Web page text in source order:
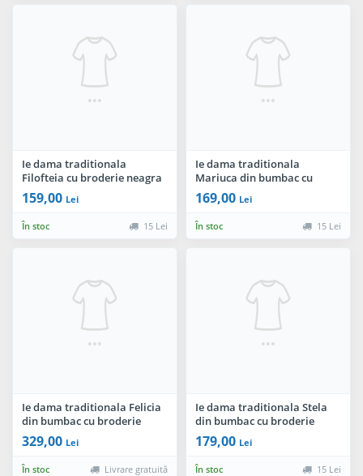
Ie dama traditionala
Filofteia cu broderie neagra
cu simbolul crucii
159,00 Lei
În stoc 15 Lei
Ie dama traditionala
Mariuca din bumbac cu
broderie gri
169,00 Lei
În stoc 15 Lei
Ie dama traditionala Felicia
din bumbac cu broderie
florala
329,00 Lei
În stoc Livrare gratuită
Ie dama traditionala Stela
din bumbac cu broderie
neagra
179,00 Lei
În stoc 15 Lei